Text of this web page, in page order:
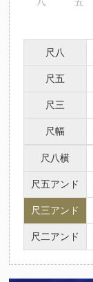
尺八
尺五
尺三
尺幅
尺八横
尺五アンド
尺三アンド
尺二アンド